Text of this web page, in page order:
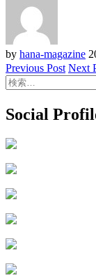
by hana-magazine
Previous Post Next
検
Social